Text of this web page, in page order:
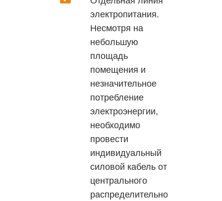
электропитания.
Несмотря на
небольшую
площадь
помещения и
незначительное
потребление
электроэнергии,
необходимо
провести
индивидуальный
силовой кабель от
центрального
распределительного